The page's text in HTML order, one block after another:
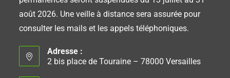
août 2026. Une veille à distance sera assurée pour
consulter les mails et les appels téléphoniques.
Adresse :
2 bis place de Touraine – 78000 Versailles